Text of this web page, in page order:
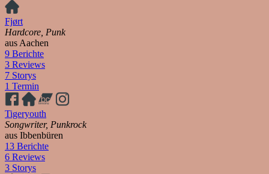
Fjørt
Hardcore, Punk
aus Aachen
9 Berichte
3 Reviews
7 Storys
1 Termin
Tigeryouth
Songwriter, Punkrock
aus Ibbenbüren
13 Berichte
6 Reviews
3 Storys